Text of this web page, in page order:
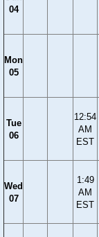
04
Mon
05
Tue
06
12:54
AM
EST
Wed
07
1:49
AM
EST